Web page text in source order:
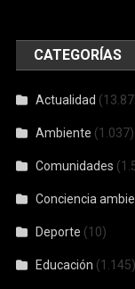
CATEGORÍAS
Actualidad
Ambiente (1.037)
Comunidades
Conciencia
Deporte (10)
Educación (1.145)